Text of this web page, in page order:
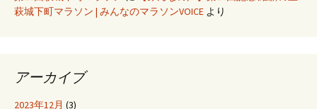
萩城下町マラソン | みんなのマラソンVOICE より
アーカイブ
2023年12月 (3)